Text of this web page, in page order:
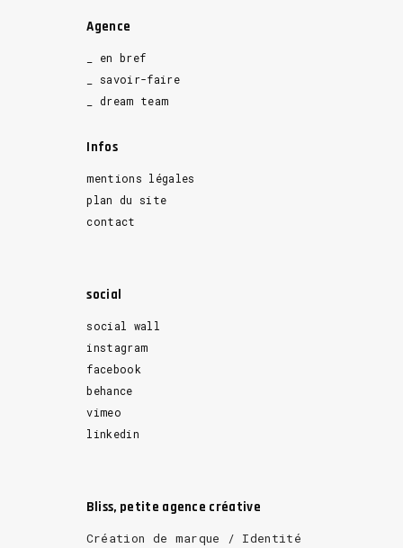
Agence
_ en bref
_ savoir-faire
_ dream team
Infos
mentions légales
plan du site
contact
social
social wall
instagram
facebook
behance
vimeo
linkedin
Bliss, petite agence créative
Création de marque / Identité